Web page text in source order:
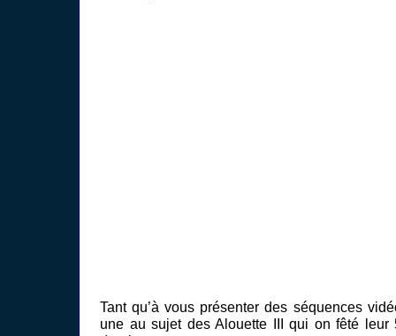
Tant qu’à vous présenter des séquences
une au sujet des Alouette III qui on fêté leur